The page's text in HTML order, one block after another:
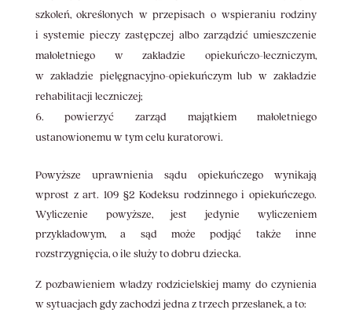
szkoleń, określonych w przepisach o wspieraniu rodziny
i systemie pieczy zastępczej albo zarządzić umieszczenie
małoletniego w zakładzie opiekuńczo-leczniczym,
w zakładzie pielęgnacyjno-opiekuńczym lub w zakładzie
rehabilitacji leczniczej;
powierzyć zarząd majątkiem małoletniego
ustanowionemu w tym celu kuratorowi.
Powyższe uprawnienia sądu opiekuńczego wynikają
wprost z art. 109 §2 Kodeksu rodzinnego i opiekuńczego.
Wyliczenie powyższe, jest jedynie wyliczeniem
przykładowym, a sąd może podjąć także inne
rozstrzygnięcia, o ile służy to dobru dziecka.
Z pozbawieniem władzy rodzicielskiej mamy do czynienia
w sytuacjach gdy zachodzi jedna z trzech przesłanek, a to: